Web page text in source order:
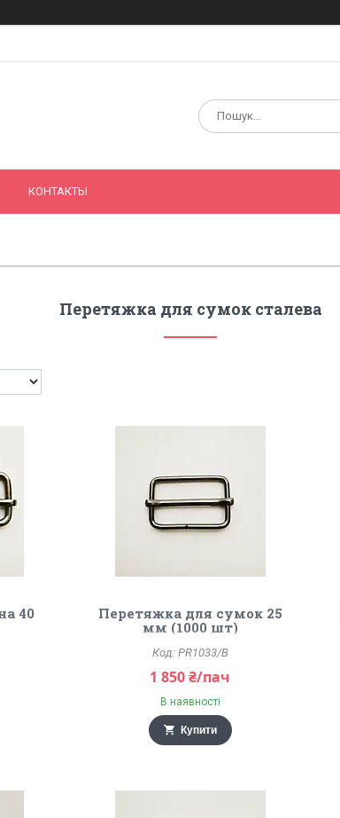
КОНТАКТЫ
Перетяжка для сумок сталева
40
Перетяжка для сумок 25
мм (1000 шт)
PR1033/B
1 850 ₴/пач
В наявності
Купити